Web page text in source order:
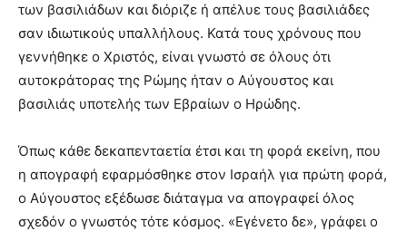
των βασιλιάδων και διόριζε ή απέλυε τους βασιλιάδες
σαν ιδιωτικούς υπαλλήλους. Κατά τους χρόνους που
γεννήθηκε ο Χριστός, είναι γνωστό σε όλους ότι
αυτοκράτορας της Ρώμης ήταν ο Αύγουστος και
βασιλιάς υποτελής των Εβραίων ο Ηρώδης.
Όπως κάθε δεκαπενταετία έτσι και τη φορά εκείνη, που
η απογραφή εφαρμόσθηκε στον Ισραήλ για πρώτη φορά,
ο Αύγουστος εξέδωσε διάταγμα να απογραφεί όλος
σχεδόν ο γνωστός τότε κόσμος. «Εγένετο δε», γράφει ο